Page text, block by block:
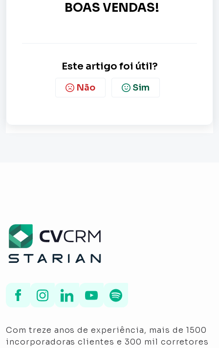
BOAS VENDAS!
Este artigo foi útil?
Não Sim
Com treze anos de experiência, mais de 1500
incorporadoras clientes e 300 mil corretores